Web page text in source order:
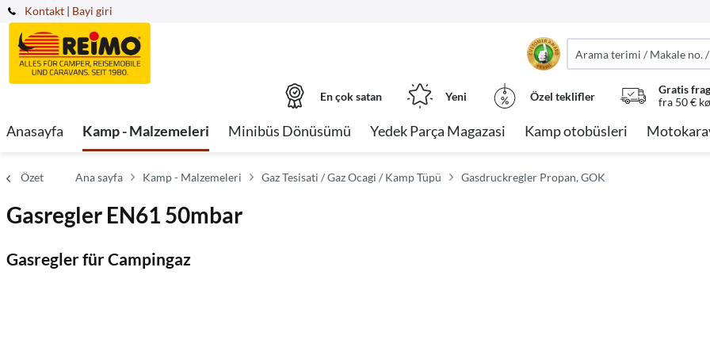
Kontakt | Bayi giri
En çok satan Yeni Özel teklifler
Gratis
fra 50 €
Anasayfa Kamp - Malzemeleri Minibüs Dönüsümü Yedek Parça Magazasi Kamp otobüsleri
Özet Ana sayfa Kamp - Malzemeleri Gaz Tesisati / Gaz Ocagi / Kamp Tüpü Gasdruckregler Propan, GOK
Gasregler EN61 50mbar
Gasregler für Campingaz